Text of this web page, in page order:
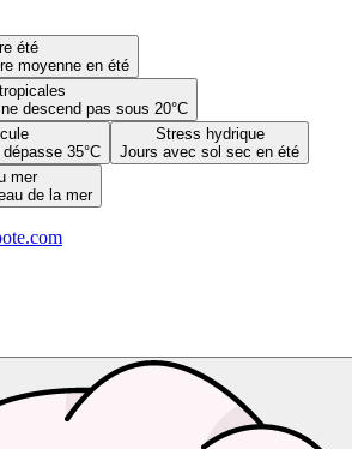
été
moyenne en été
descend pas sous 20°C
35°C
Stress hydrique
Jours avec sol sec en été
mer
de la mer